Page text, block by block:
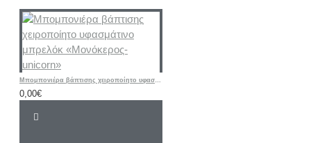
Μπομπονιέρα βάπτισης χειροποίητο υφασμάτινο μπρελόκ «Μονόκερος-unicorn»
0,00€